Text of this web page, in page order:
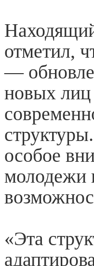
отметил,
—
новых лиц
особое
молодежи
«Эта